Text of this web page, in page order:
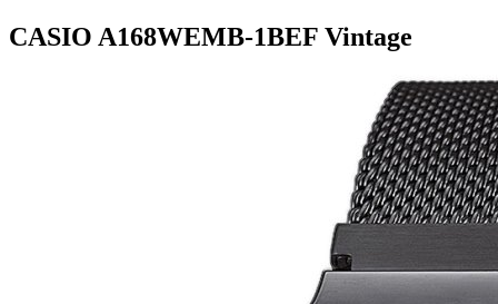
CASIO A168WEMB-1BEF Vintage